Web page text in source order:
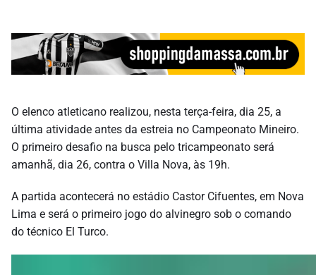
O elenco atleticano realizou, nesta terça-feira, dia 25, a
última atividade antes da estreia no Campeonato Mineiro.
O primeiro desafio na busca pelo tricampeonato será
amanhã, dia 26, contra o Villa Nova, às 19h.
A partida acontecerá no estádio Castor Cifuentes, em Nova
Lima e será o primeiro jogo do alvinegro sob o comando
do técnico El Turco.